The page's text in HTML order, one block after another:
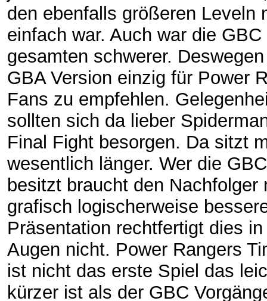
den ebenfalls größeren Leveln
einfach war. Auch war die
gesamten schwerer.
GBA Version einzig für Power
Fans zu empfehlen.
sollten sich da lieber
Final Fight besorgen. Da sitzt
wesentlich länger. Wer die
besitzt braucht den Nachfolger
grafisch logischerweise
Präsentation rechtfertigt dies
Augen nicht. Power Rangers
ist nicht das erste Spiel das
kürzer ist als der GBC